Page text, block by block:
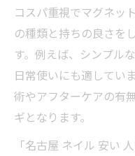
コスパ重視でマグネッ
の種類と持ちの良さを
す。例えば、シンプル
日常使いにも適してい
術やアフターケアの有
ギとなります。
「名古屋 ネイル 安い